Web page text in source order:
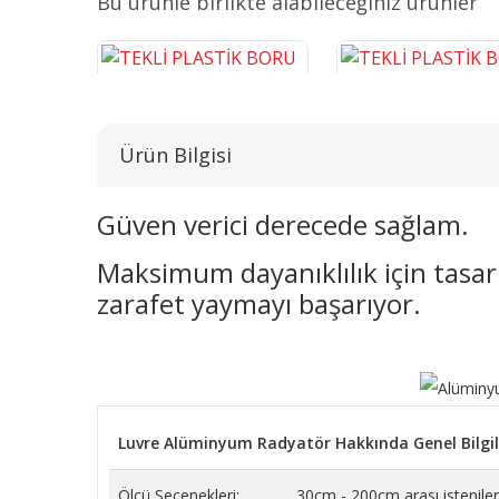
TEKLİ PLASTİK BORU GİZLEME
KROM 16 CM
243,14 TL
TEKLİ PLASTİK BORU
BEYAZ 16 CM
38,26 TL
Ürün Bilgisi
Güven verici derecede sağlam.
Maksimum dayanıklılık için
zarafet yaymayı başarıyor.
Luvre Alüminyum Radyatör Hakkında Genel